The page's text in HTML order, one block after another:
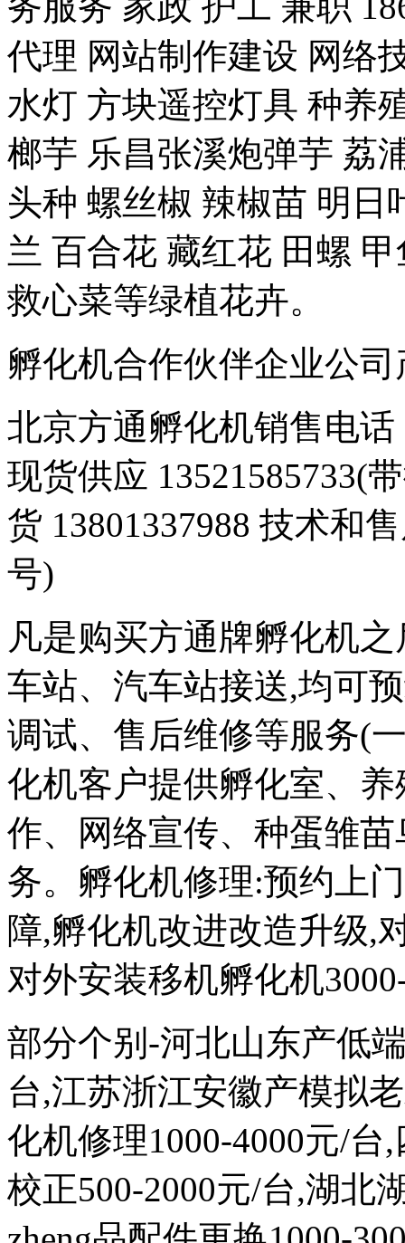
代理 网站制作建设 网络
水灯 方块遥控灯具 种养
榔芋 乐昌张溪炮弹芋 荔
头种 螺丝椒 辣椒苗 明日
兰 百合花 藏红花 田螺
救心菜等绿植花卉。
孵化机合作伙伴企业公
北京方通孵化机销售电话
现货供应 13521585733(
货 13801337988 技术和
号)
凡是购买方通牌孵化机
车站、汽车站接送,均可
调试、售后维修等服务(
化机客户提供孵化室、
作、网络宣传、种蛋雏
务。孵化机修理:预约上
障,孵化机改进改造升级,
对外安装移机孵化机
部分个别-河北山东产低
台,江苏浙江安徽产模拟
化机修理1000-4000元/
校正500-2000元/台,湖北